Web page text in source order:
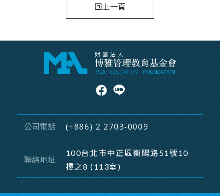
回上一頁
公司電話 (+886) 2 2703-0009
聯絡地址
100台北市中正區衡陽路51號10
樓之8 (113室)